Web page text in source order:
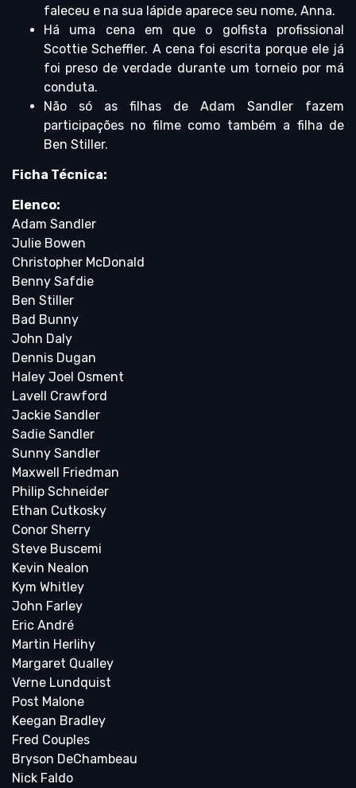
faleceu e na sua lápide aparece seu nome, Anna.
Há uma cena em que o golfista profissional
Scottie Scheffler. A cena foi escrita porque ele já
foi preso de verdade durante um torneio por má
conduta.
Não só as filhas de Adam Sandler fazem
participações no filme como também a filha de
Ben Stiller.
Ficha Técnica:
Elenco:
Adam Sandler
Julie Bowen
Christopher McDonald
Benny Safdie
Ben Stiller
Bad Bunny
John Daly
Dennis Dugan
Haley Joel Osment
Lavell Crawford
Jackie Sandler
Sadie Sandler
Sunny Sandler
Maxwell Friedman
Philip Schneider
Ethan Cutkosky
Conor Sherry
Steve Buscemi
Kevin Nealon
Kym Whitley
John Farley
Eric André
Martin Herlihy
Margaret Qualley
Verne Lundquist
Post Malone
Keegan Bradley
Fred Couples
Bryson DeChambeau
Nick Faldo